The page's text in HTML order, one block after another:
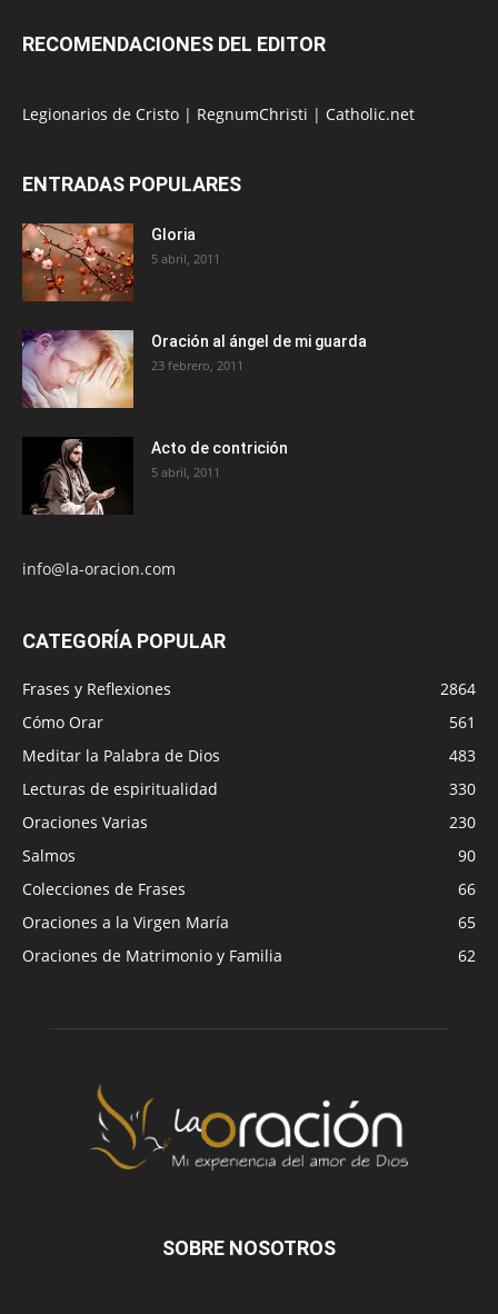
RECOMENDACIONES DEL EDITOR
Legionarios de Cristo | RegnumChristi | Catholic.net
ENTRADAS POPULARES
Gloria
5 abril, 2011
Oración al ángel de mi guarda
23 febrero, 2011
Acto de contrición
5 abril, 2011
info@la-oracion.com
CATEGORÍA POPULAR
Frases y Reflexiones
2864
Cómo Orar
561
Meditar la Palabra de Dios
483
Lecturas de espiritualidad
330
Oraciones Varias
230
Salmos
90
Colecciones de Frases
66
Oraciones a la Virgen María
65
Oraciones de Matrimonio y Familia
62
SOBRE NOSOTROS